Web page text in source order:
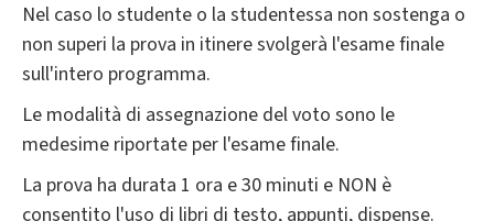
Nel caso lo studente o la studentessa non sostenga o
non superi la prova in itinere svolgerà l'esame finale
sull'intero programma.
Le modalità di assegnazione del voto sono le
medesime riportate per l'esame finale.
La prova ha durata 1 ora e 30 minuti e NON è
consentito l'uso di libri di testo, appunti, dispense.